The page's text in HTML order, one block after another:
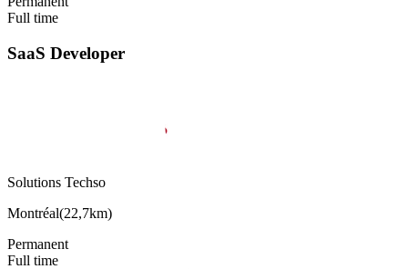
Full time
SaaS Developer
Solutions Techso
Montréal(22,7km)
Permanent
Full time